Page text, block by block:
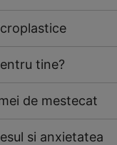
tine?
de mestecat
si anxietatea